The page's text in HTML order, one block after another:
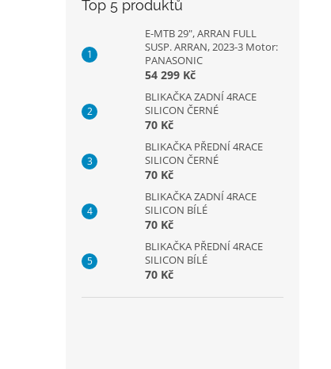
Top 5 produktů
E-MTB 29", ARRAN FULL
SUSP. ARRAN, 2023-3 Motor:
PANASONIC
54 299 Kč
BLIKAČKA ZADNÍ 4RACE
SILICON ČERNÉ
70 Kč
BLIKAČKA PŘEDNÍ 4RACE
SILICON ČERNÉ
70 Kč
BLIKAČKA ZADNÍ 4RACE
SILICON BÍLÉ
70 Kč
BLIKAČKA PŘEDNÍ 4RACE
SILICON BÍLÉ
70 Kč